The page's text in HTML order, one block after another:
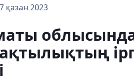
қазан 2023
облысында